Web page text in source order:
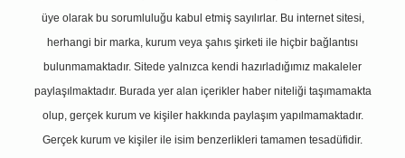
üye olarak bu sorumluluğu kabul etmiş sayılırlar. Bu internet sitesi,
herhangi bir marka, kurum veya şahıs şirketi ile hiçbir bağlantısı
bulunmamaktadır. Sitede yalnızca kendi hazırladığımız makaleler
paylaşılmaktadır. Burada yer alan içerikler haber niteliği taşımamakta
olup, gerçek kurum ve kişiler hakkında paylaşım yapılmamaktadır.
Gerçek kurum ve kişiler ile isim benzerlikleri tamamen tesadüfidir.